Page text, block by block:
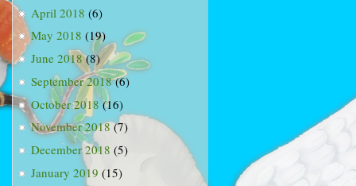
April 2018 (6)
May 2018 (19)
June 2018(8)
September 2018(6)
October 2018(16)
November 2018(7)
December 2018 (5)
January 2019 (15)